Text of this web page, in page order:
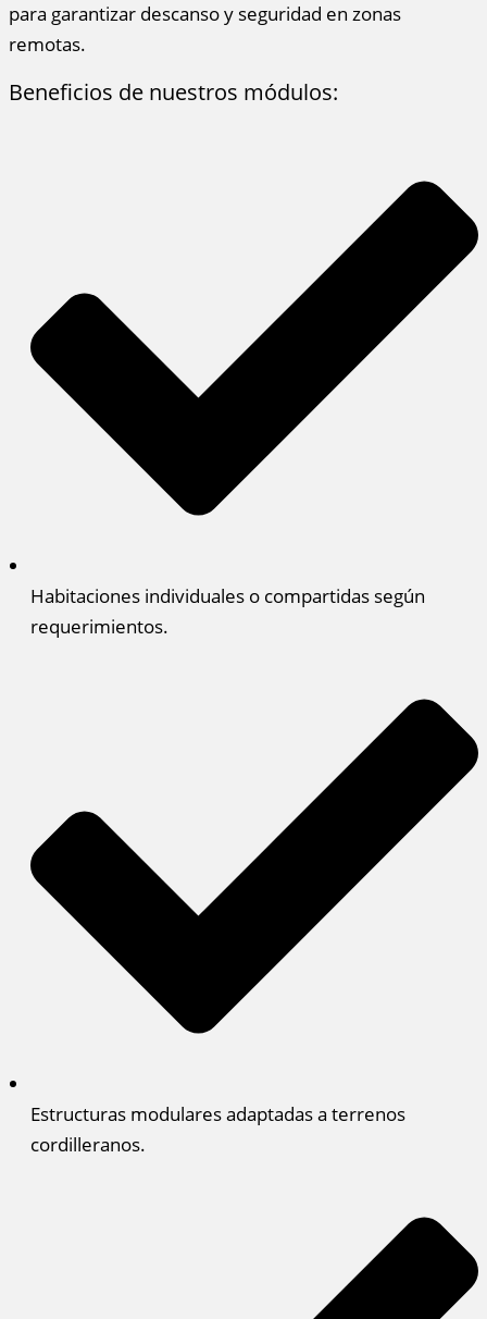
para garantizar descanso y seguridad en zonas
remotas.
Beneficios de nuestros módulos:
Habitaciones individuales o compartidas según
requerimientos.
Estructuras modulares adaptadas a terrenos
cordilleranos.